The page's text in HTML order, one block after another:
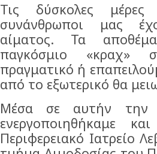
Τις δύσκολες
συνάνθρωποι μας
αίματος. Τα
παγκόσμιο «κραχ»
πραγματικό ή
από το εξωτερικό θα
Μέσα σε αυτήν την
ενεργοποιηθήκαμε
Περιφερειακό Ιατρείο